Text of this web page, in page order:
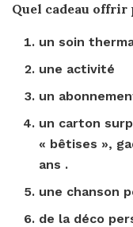
Quel cadeau offrir
un soin
une activité
un
un carton
« bêtises »,
ans .
une chanson
de la déco